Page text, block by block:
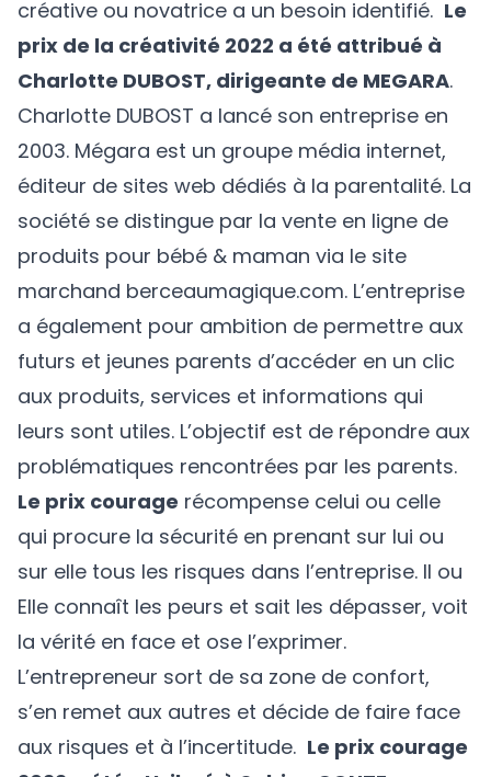
créative ou novatrice a un besoin identifié. Le
prix de la créativité 2022 a été attribué à
Charlotte DUBOST, dirigeante de MEGARA.
Charlotte DUBOST a lancé son entreprise en
2003. Mégara est un groupe média internet,
éditeur de sites web dédiés à la parentalité. La
société se distingue par la vente en ligne de
produits pour bébé & maman via le site
marchand berceaumagique.com. L’entreprise
a également pour ambition de permettre aux
futurs et jeunes parents d’accéder en un clic
aux produits, services et informations qui
leurs sont utiles. L’objectif est de répondre aux
problématiques rencontrées par les parents.
Le prix courage récompense celui ou celle
qui procure la sécurité en prenant sur lui ou
sur elle tous les risques dans l’entreprise. Il ou
Elle connaît les peurs et sait les dépasser, voit
la vérité en face et ose l’exprimer.
L’entrepreneur sort de sa zone de confort,
s’en remet aux autres et décide de faire face
aux risques et à l’incertitude. Le prix courage